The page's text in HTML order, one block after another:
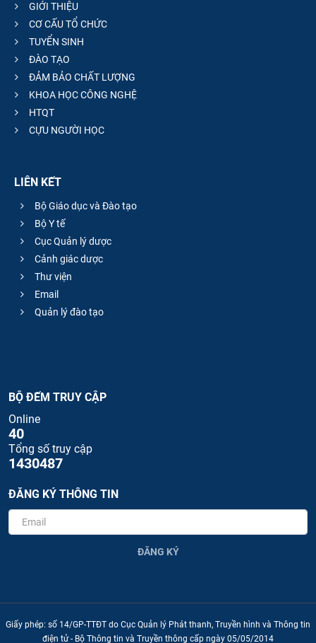
GIỚI THIỆU
CƠ CẤU TỔ CHỨC
TUYỂN SINH
ĐÀO TẠO
ĐẢM BẢO CHẤT LƯỢNG
KHOA HỌC CÔNG NGHỆ
HTQT
CỰU NGƯỜI HỌC
LIÊN KẾT
Bộ Giáo dục và Đào tạo
Bộ Y tế
Cục Quản lý dược
Cảnh giác dược
Thư viện
Email
Quản lý đào tạo
BỘ ĐẾM TRUY CẬP
Online
40
Tổng số truy cập
1430487
ĐĂNG KÝ THÔNG TIN
ĐĂNG KÝ
Giấy phép: số 14/GP-TTĐT do Cục Quản lý Phát thanh, Truyền hình và Thông tin
điện tử - Bộ Thông tin và Truyền thông cấp ngày 05/05/2014